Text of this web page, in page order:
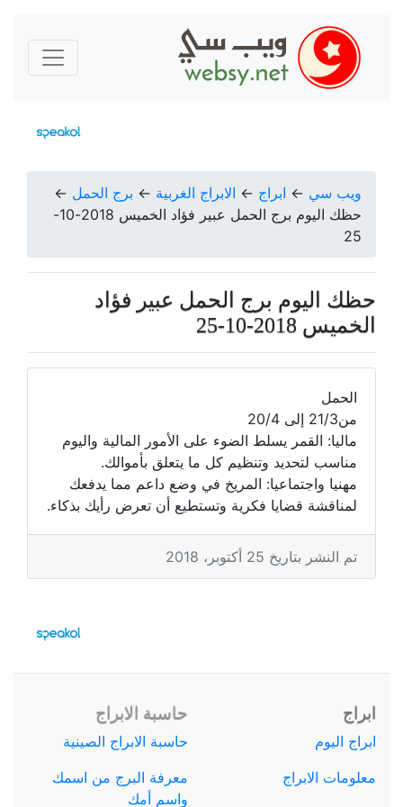
ويب سي ← ابراج ← الابراج الغربية ← برج الحمل ←
حظك اليوم برج الحمل عبير فؤاد الخميس 2018-10-
25
حظك اليوم برج الحمل عبير فؤاد
الخميس 2018-10-25
الحمل
من21/3 إلى 20/4
ماليا: القمر يسلط الضوء على الأمور المالية واليوم
مناسب لتحديد وتنظيم كل ما يتعلق بأموالك.
مهنيا واجتماعيا: المريخ في وضع داعم مما يدفعك
لمناقشة قضايا فكرية وتستطيع أن تعرض رأيك بذكاء.
تم النشر بتاريخ 25 أكتوبر، 2018
ابراج
ابراج اليوم
معلومات الابراج
حاسبة الابراج
حاسبة الابراج الصينية
معرفة البرج من اسمك
واسم أمك